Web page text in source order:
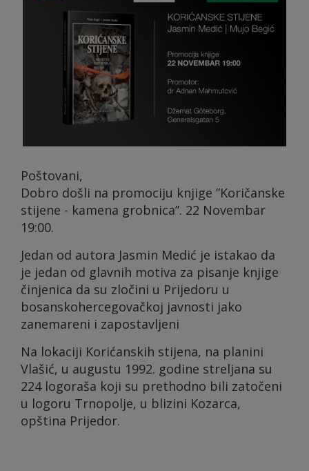
Poštovani,
Dobro došli na promociju knjige ”Koričanske
stijene - kamena grobnica”. 22 Novembar
19:00.
Jedan od autora Jasmin Medić je istakao da
je jedan od glavnih motiva za pisanje knjige
činjenica da su zločini u Prijedoru u
bosanskohercegovačkoj javnosti jako
zanemareni i zapostavljeni
Na lokaciji Korićanskih stijena, na planini
Vlašić, u augustu 1992. godine streljana su
224 logoraša koji su prethodno bili zatočeni
u logoru Trnopolje, u blizini Kozarca,
opština Prijedor.